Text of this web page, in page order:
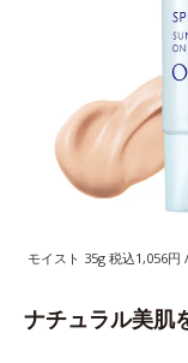
モイスト 35g 税込1,056
ナチュラル美肌